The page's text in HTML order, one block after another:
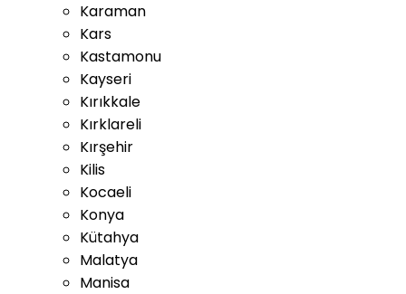
Karaman
Kars
Kastamonu
Kayseri
Kırıkkale
Kırklareli
Kırşehir
Kilis
Kocaeli
Konya
Kütahya
Malatya
Manisa